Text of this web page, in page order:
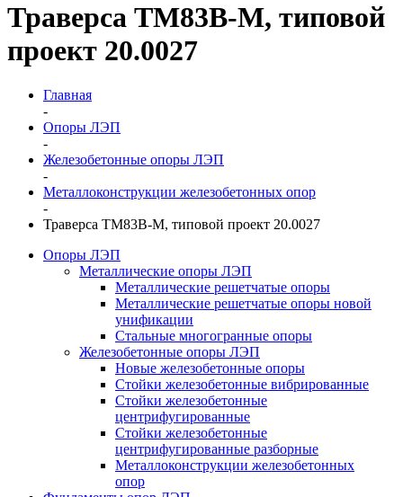
Траверса ТМ83В-М, типовой
проект 20.0027
Главная
-
Опоры ЛЭП
-
Железобетонные опоры ЛЭП
-
Металлоконструкции железобетонных опор
-
Траверса ТМ83В-М, типовой проект 20.0027
Опоры ЛЭП
Металлические опоры ЛЭП
Металлические решетчатые опоры
Металлические решетчатые опоры новой
унификации
Стальные многогранные опоры
Железобетонные опоры ЛЭП
Новые железобетонные опоры
Стойки железобетонные вибрированные
Стойки железобетонные
центрифугированные
Стойки железобетонные
центрифугированные разборные
Металлоконструкции железобетонных
опор